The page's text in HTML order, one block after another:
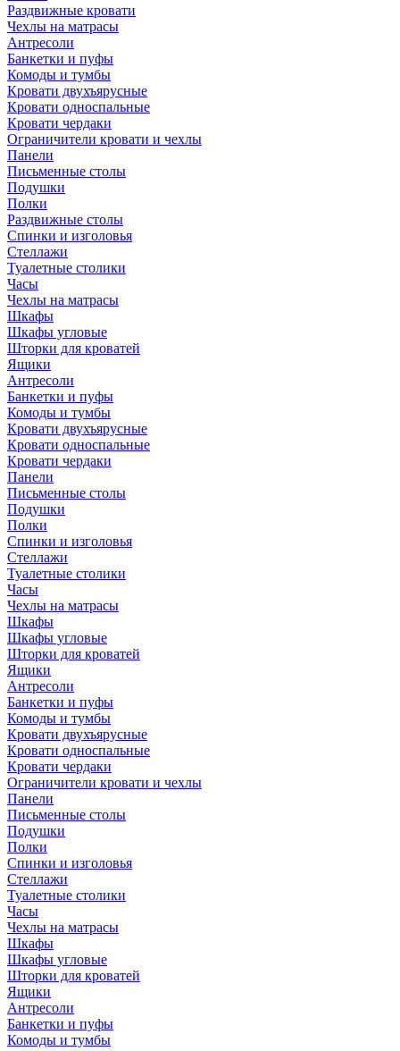
Раздвижные кровати
Чехлы на матрасы
Антресоли
Банкетки и пуфы
Комоды и тумбы
Кровати двухъярусные
Кровати односпальные
Кровати чердаки
Ограничители кровати и чехлы
Панели
Письменные столы
Подушки
Полки
Раздвижные столы
Спинки и изголовья
Стеллажи
Туалетные столики
Часы
Чехлы на матрасы
Шкафы
Шкафы угловые
Шторки для кроватей
Ящики
Антресоли
Банкетки и пуфы
Комоды и тумбы
Кровати двухъярусные
Кровати односпальные
Кровати чердаки
Панели
Письменные столы
Подушки
Полки
Спинки и изголовья
Стеллажи
Туалетные столики
Часы
Чехлы на матрасы
Шкафы
Шкафы угловые
Шторки для кроватей
Ящики
Антресоли
Банкетки и пуфы
Комоды и тумбы
Кровати двухъярусные
Кровати односпальные
Кровати чердаки
Ограничители кровати и чехлы
Панели
Письменные столы
Подушки
Полки
Спинки и изголовья
Стеллажи
Туалетные столики
Часы
Чехлы на матрасы
Шкафы
Шкафы угловые
Шторки для кроватей
Ящики
Антресоли
Банкетки и пуфы
Комоды и тумбы